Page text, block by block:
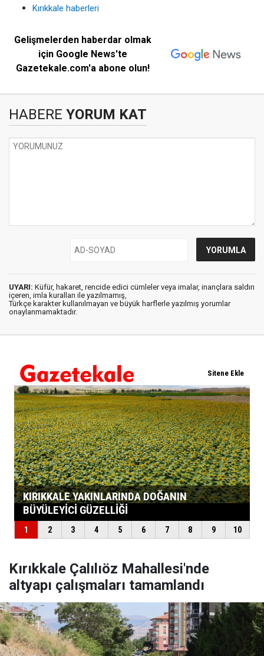
Kırıkkale haberleri
Gelişmelerden haberdar olmak
için Google News'te
Gazetekale.com'a abone olun!
HABERE YORUM KAT
UYARI: Küfür, hakaret, rencide edici cümleler veya imalar, inançlara saldırı
içeren, imla kuralları ile yazılmamış,
Türkçe karakter kullanılmayan ve büyük harflerle yazılmış yorumlar
onaylanmamaktadır.
Kırıkkale Çalılıöz Mahallesi'nde
altyapı çalışmaları tamamlandı